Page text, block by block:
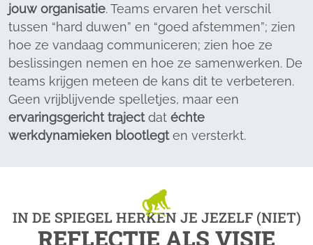
jouw organisatie. Teams ervaren het verschil
tussen “hard duwen” en “goed afstemmen”; zien
hoe ze vandaag communiceren; zien hoe ze
beslissingen nemen en hoe ze samenwerken. De
teams krijgen meteen de kans dit te verbeteren.
Geen vrijblijvende spelletjes, maar een
ervaringsgericht trajectdat échte
werkdynamieken blootlegten versterkt.
IN DE SPIEGEL HERKEN JE JEZELF (NIET)
REFLECTIE ALS VISIE